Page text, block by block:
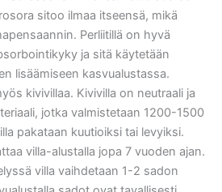
sitoo ilmaa itseensä, mikä
Perliitillä on hyvä
ja sitä käytetään
lisäämiseen kasvualustassa.
kivivillaa. Kivivilla on neutraali ja
jotka valmistetaan 1200-1500
pakataan kuutioiksi tai levyiksi.
villa-alustalla jopa 7 vuoden ajan.
villa vaihdetaan 1-2 sadon